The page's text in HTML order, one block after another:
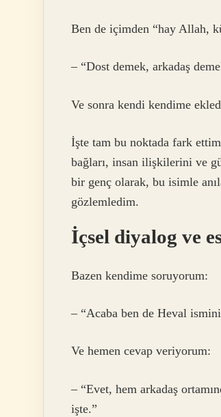
Ben de içimden “hay Allah,
– “Dost demek, arkadaş
Ve sonra kendi kendime
İşte tam bu noktada fark
bağları, insan ilişkilerini ve
bir genç olarak, bu isimle
gözlemledim.
İçsel diyalog ve
Bazen kendime soruyorum:
– “Acaba ben de Heval
Ve hemen cevap veriyorum:
– “Evet, hem arkadaş
işte.”